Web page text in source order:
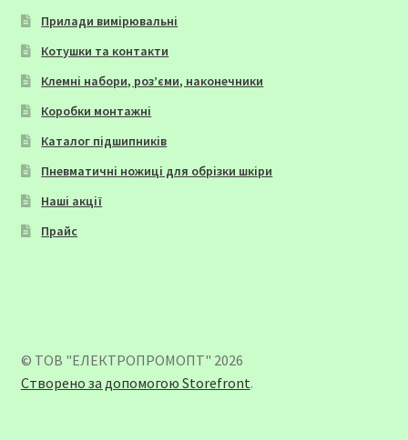
Прилади вимірювальні
Котушки та контакти
Клемні набори, роз’єми, наконечники
Коробки монтажні
Каталог підшипників
Пневматичні ножиці для обрізки шкіри
Наші акції
Прайс
© ТОВ "ЕЛЕКТРОПРОМОПТ" 2026
Створено за допомогою Storefront.